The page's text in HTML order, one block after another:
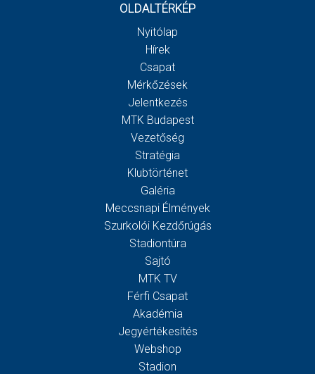
OLDALTÉRKÉP
Nyitólap
Hírek
Csapat
Mérkőzések
Jelentkezés
MTK Budapest
Vezetőség
Stratégia
Klubtörténet
Galéria
Meccsnapi Élmények
Szurkolói Kezdőrúgás
Stadiontúra
Sajtó
MTK TV
Férfi Csapat
Akadémia
Jegyértékesítés
Webshop
Stadion